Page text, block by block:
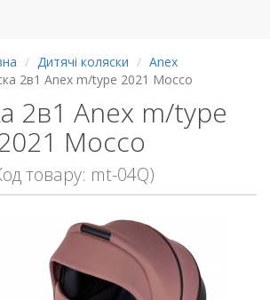
Дитячі коляски
Anex
2в1 Anex m/type 2021 Mocco
2в1 Anex m/type
Mocco
товару: mt-04Q)